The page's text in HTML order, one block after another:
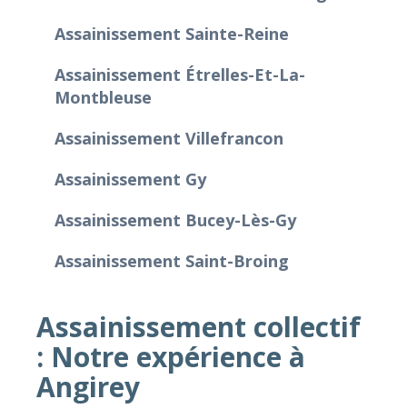
Assainissement Sainte-Reine
Assainissement Étrelles-Et-La-
Montbleuse
Assainissement Villefrancon
Assainissement Gy
Assainissement Bucey-Lès-Gy
Assainissement Saint-Broing
Assainissement collectif
: Notre expérience à
Angirey